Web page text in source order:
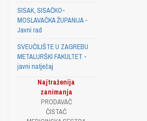
SISAK, SISAČKO-
MOSLAVAČKA ŽUPANIJA -
Javni rad
SVEUČILIŠTE U ZAGREBU
METALURŠKI FAKULTET -
javni natječaj
Najtraženija
zanimanja
PRODAVAČ
ČISTAČ